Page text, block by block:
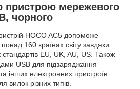
пристрою мережевого
чорного
HOCO AC5 допоможе
160 країнах світу завдяки
стандартів EU, UK, AU, US. Також
USB для підзаряджання
інших електронних пристроїв.
вилок різних типів.